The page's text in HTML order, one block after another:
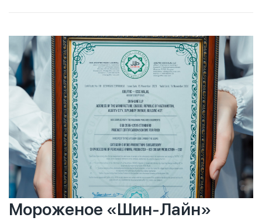
в нашем приложении. Обратите внимание: на упаковке
может отсутствовать знак «Халяль», поэтому для
уверенности в соответствии стандартам исламского
питания стоит сверяться с официальным списком.
Мороженое «Шин-Лайн»